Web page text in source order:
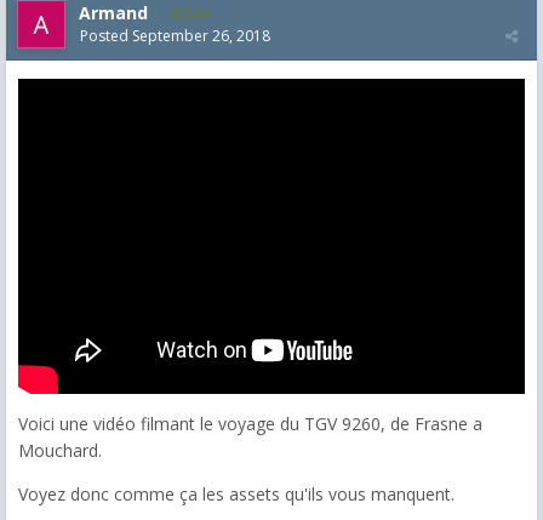
Armand 564
Posted September 26, 2018
Voici une vidéo filmant le voyage du TGV 9260, de Frasne a
Mouchard.
Voyez donc comme ça les assets qu'ils vous manquent.